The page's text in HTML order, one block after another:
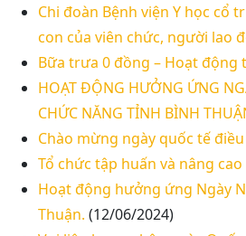
Chi đoàn Bệnh viện Y học cổ
con của viên chức, người lao
Bữa trưa 0 đồng – Hoạt động
HOẠT ĐỘNG HƯỞNG ỨNG
CHỨC NĂNG TỈNH BÌNH
Chào mừng ngày quốc tế
Tổ chức tập huấn và nâng
Hoạt động hưởng ứng Ngày
Thuận. (12/06/2024)